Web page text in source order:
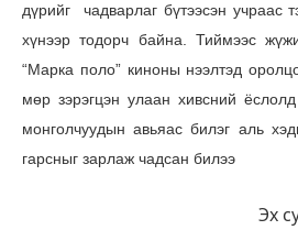
дүрийг чадварлаг бүтээсэн учраас
хүнээр тодорч байна. Тиймээс
“Марка поло” киноны нээлтэд
мөр зэрэгцэн улаан хивсний
монголчуудын авьяас билэг аль
гарсныг зарлаж чадсан билээ
Эх